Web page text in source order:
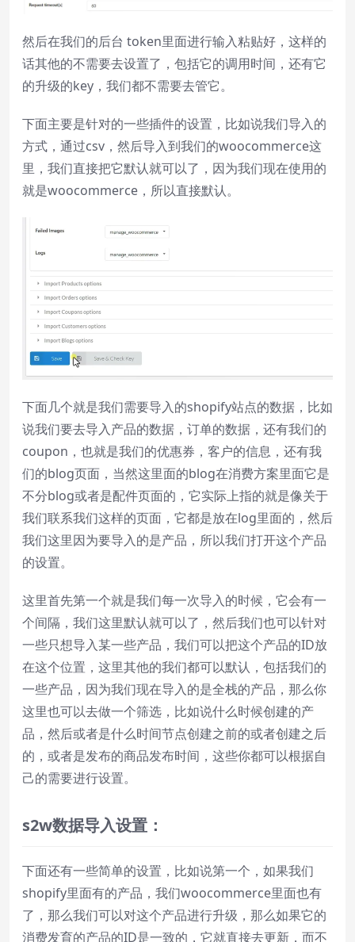
然后在我们的后台 token里面进行输入粘贴好，这样的
话其他的不需要去设置了，包括它的调用时间，还有它
的升级的key，我们都不需要去管它。
下面主要是针对的一些插件的设置，比如说我们导入的
方式，通过csv，然后导入到我们的woocommerce这
里，我们直接把它默认就可以了，因为我们现在使用的
就是woocommerce，所以直接默认。
下面几个就是我们需要导入的shopify站点的数据，比如
说我们要去导入产品的数据，订单的数据，还有我们的
coupon，也就是我们的优惠券，客户的信息，还有我
们的blog页面，当然这里面的blog在消费方案里面它是
不分blog或者是配件页面的，它实际上指的就是像关于
我们联系我们这样的页面，它都是放在log里面的，然后
我们这里因为要导入的是产品，所以我们打开这个产品
的设置。
这里首先第一个就是我们每一次导入的时候，它会有一
个间隔，我们这里默认就可以了，然后我们也可以针对
一些只想导入某一些产品，我们可以把这个产品的ID放
在这个位置，这里其他的我们都可以默认，包括我们的
一些产品，因为我们现在导入的是全栈的产品，那么你
这里也可以去做一个筛选，比如说什么时候创建的产
品，然后或者是什么时间节点创建之前的或者创建之后
的，或者是发布的商品发布时间，这些你都可以根据自
己的需要进行设置。
s2w数据导入设置：
下面还有一些简单的设置，比如说第一个，如果我们
shopify里面有的产品，我们woocommerce里面也有
了，那么我们可以对这个产品进行升级，那么如果它的
消费发育的产品的ID是一致的，它就直接去更新，而不